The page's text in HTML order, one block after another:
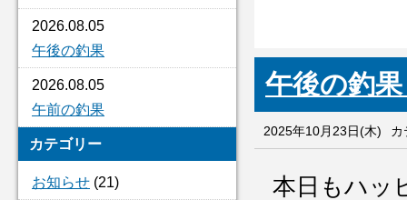
2026.08.05
午後の釣果
2026.08.05
午前の釣果
カテゴリー
お知らせ (21)
午後の
2025年10月23日(木) カ
本日もハッ